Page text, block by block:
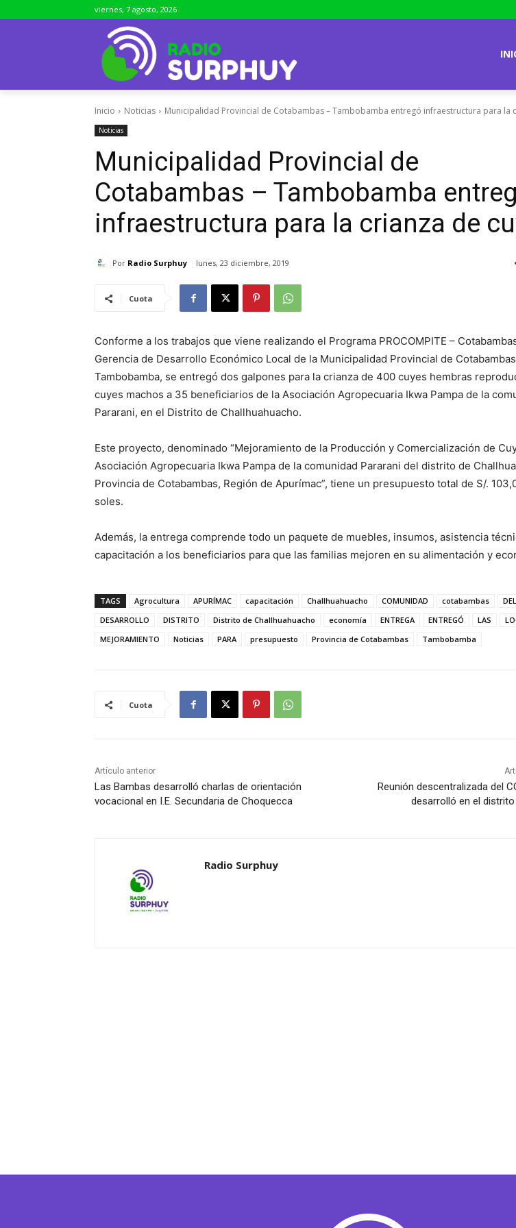
viernes, 7 agosto, 2026
Inicio Noticias Municipalidad Provincial de Cotabambas – Tambobamba entregó infraestructura para la
Noticias
Municipalidad Provincial de
Cotabambas – Tambobamba
infraestructura para la crianza de
Por Radio Surphuy lunes, 23 diciembre, 2019
Cuota
Conforme a los trabajos que viene realizando el Programa PROCOMPITE –
Gerencia de Desarrollo Económico Local de la Municipalidad Provincial de
Tambobamba, se entregó dos galpones para la crianza de 400 cuyes hembras
cuyes machos a 35 beneficiarios de la Asociación Agropecuaria Ikwa Pampa de la
Pararani, en el Distrito de Challhuahuacho.
Este proyecto, denominado “Mejoramiento de la Producción y Comercialización de
Asociación Agropecuaria Ikwa Pampa de la comunidad Pararani del distrito de
Provincia de Cotabambas, Región de Apurímac”, tiene un presupuesto total de S/.
soles.
Además, la entrega comprende todo un paquete de muebles, insumos, asistencia
capacitación a los beneficiarios para que las familias mejoren en su alimentación y
TAGS Agrocultura APURÍMAC capacitación Challhuahuacho COMUNIDAD cotabambas
DEL
DESARROLLO
DISTRITO Distrito de Challhuahuacho economía ENTREGA ENTREGÓ LAS
MEJORAMIENTO
Noticias PARA presupuesto Provincia de Cotabambas Tambobamba
Cuota
Artículo anterior
Las Bambas desarrolló charlas de orientación
vocacional en I.E. Secundaria de Choquecca
Reunión descentralizada del
desarrolló en el distrito
Radio Surphuy